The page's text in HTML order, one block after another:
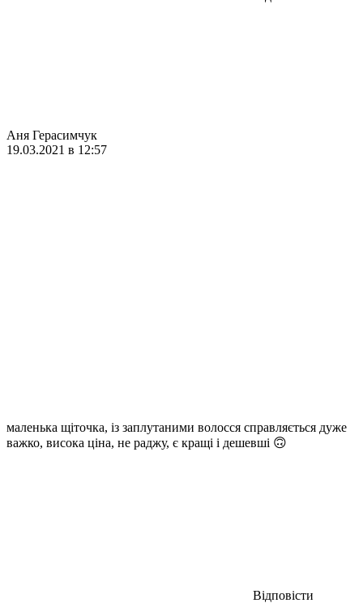
Аня Герасимчук
19.03.2021 в 12:57
маленька щіточка, із заплутаними волосся справляється дуже
важко, висока ціна, не раджу, є кращі і дешевші 🙃
Відповісти